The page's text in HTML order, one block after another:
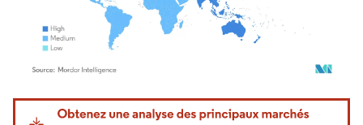
Image © Mordor Intelligence. La réutilisation nécessite une attribution sous CC BY